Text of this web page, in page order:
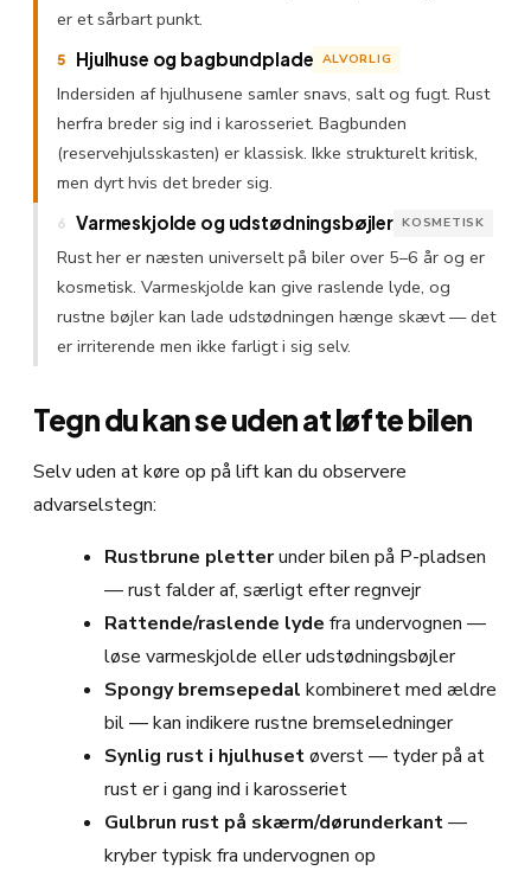
er et sårbart punkt.
5 Hjulhuse og bagbundplade ALVORLIG
Indersiden af hjulhusene samler snavs, salt og fugt. Rust
herfra breder sig ind i karosseriet. Bagbunden
(reservehjulsskasten) er klassisk. Ikke strukturelt kritisk,
men dyrt hvis det breder sig.
6 Varmeskjolde og udstødningsbøjler KOSMETISK
Rust her er næsten universelt på biler over 5–6 år og er
kosmetisk. Varmeskjolde kan give raslende lyde, og
rustne bøjler kan lade udstødningen hænge skævt — det
er irriterende men ikke farligt i sig selv.
Tegn du kan se uden at løfte bilen
Selv uden at køre op på lift kan du observere
advarselstegn:
Rustbrune pletterunder bilen på P-pladsen
— rust falder af, særligt efter regnvejr
Rattende/raslende lyde fra undervognen —
løse varmeskjolde eller udstødningsbøjler
Spongy bremsepedal kombineret med ældre
bil — kan indikere rustne bremseledninger
Synlig rust i hjulhusetøverst — tyder på at
rust er i gang ind i karosseriet
Gulbrun rust på skærm/dørunderkant—
kryber typisk fra undervognen op